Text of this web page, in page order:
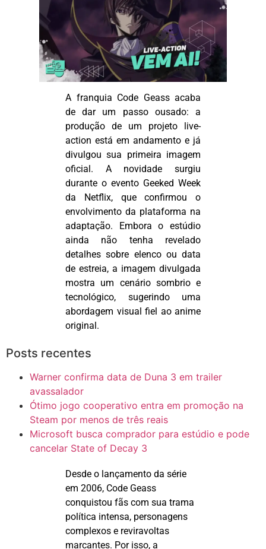
A franquia Code Geassacaba
de dar um passo ousado: a
produção de um projeto live-
action está em andamento e já
divulgou sua primeira imagem
oficial. A novidade surgiu
durante o evento Geeked Week
da Netflix, que confirmou o
envolvimento da plataforma na
adaptação. Embora o estúdio
ainda não tenha revelado
detalhes sobre elenco ou data
de estreia, a imagem divulgada
mostra um cenário sombrio e
tecnológico, sugerindo uma
abordagem visual fiel ao anime
original.
Posts recentes
Warner confirma data de Duna 3 em trailer
avassalador
Ótimo jogo cooperativo entra em promoção na
Steam por menos de três reais
Microsoft busca comprador para estúdio e pode
cancelar State of Decay 3
Desde o lançamento da série
em 2006, Code Geass
conquistou fãs com sua trama
política intensa, personagens
complexos e reviravoltas
marcantes. Por isso, a